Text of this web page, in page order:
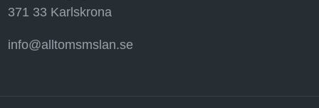
371 33 Karlskrona
info@alltomsmslan.se